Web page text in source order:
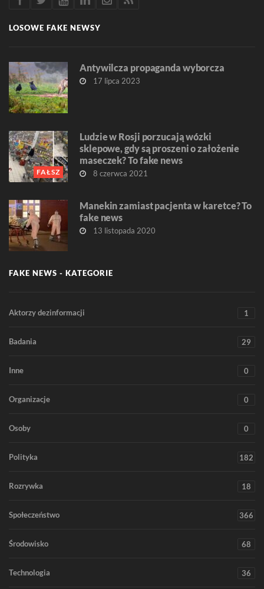
LOSOWE FAKE NEWSY
Antywilcza propaganda wyborcza
17 lipca 2023
FAŁSZ
Ludzie w Rosji porzucają wózki
sklepowe, gdy są proszeni o założenie
maseczek? To fake news
8 czerwca 2021
Manekin zamiast pacjenta w karetce? To
fake news
13 listopada 2020
FAKE NEWS - KATEGORIE
Aktorzy dezinformacji 1
Badania 29
Inne 0
Organizacje 0
Osoby 0
Polityka 182
Rozrywka 18
Społeczeństwo 366
Środowisko 68
Technologia 36